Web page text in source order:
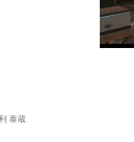
泰蔵